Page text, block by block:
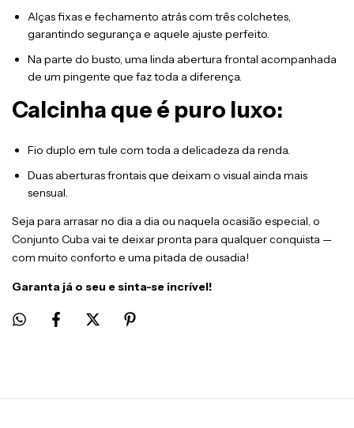
Alças fixas e fechamento atrás com três colchetes,
garantindo segurança e aquele ajuste perfeito.
Na parte do busto, uma linda abertura frontal acompanhada
de um pingente que faz toda a diferença.
Calcinha que é puro luxo:
Fio duplo em tule com toda a delicadeza da renda.
Duas aberturas frontais que deixam o visual ainda mais
sensual.
Seja para arrasar no dia a dia ou naquela ocasião especial, o
Conjunto Cuba vai te deixar pronta para qualquer conquista —
com muito conforto e uma pitada de ousadia!
Garanta já o seu e sinta-se incrível!